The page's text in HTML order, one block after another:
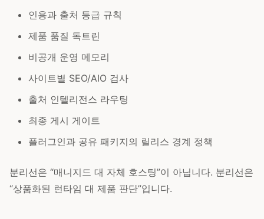
인용과 출처 등급 규칙
제품 품질 독트린
비공개 운영 메모리
사이트별 SEO/AIO 검사
출처 인텔리전스 라우팅
최종 게시 게이트
플러그인과 공유 패키지의 릴리스 경계 정책
분리선은 “매니지드 대 자체 호스팅”이 아닙니다. 분리선은
“상품화된 런타임 대 제품 판단”입니다.